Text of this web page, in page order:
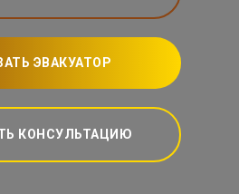
ЭВАКУАТОР
КОНСУЛЬТАЦИЮ